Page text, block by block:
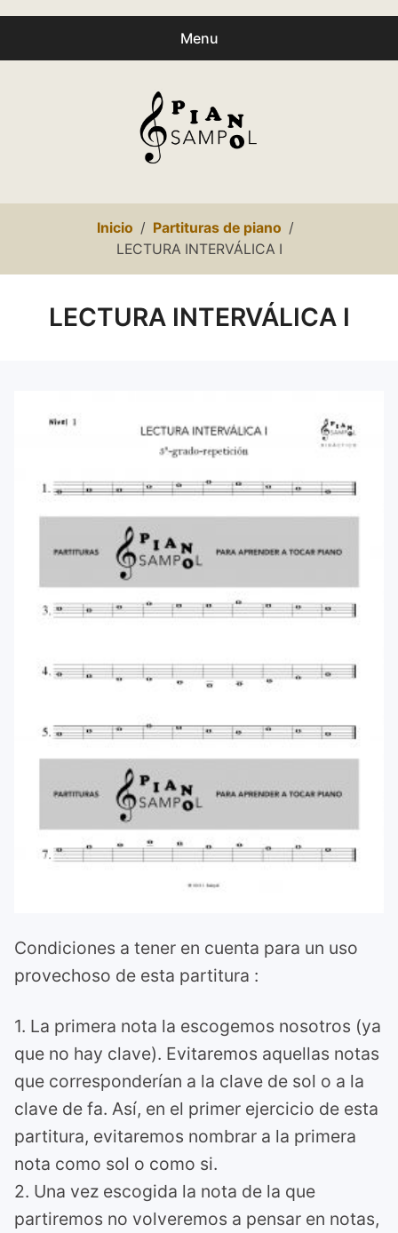
Menu
0,00€
Presentación
Mi cuenta
Inicio
Partituras de piano
LECTURA INTERVÁLICA I
LECTURA INTERVÁLICA I
Condiciones a tener en cuenta para un uso
provechoso de esta partitura :
1. La primera nota la escogemos nosotros (ya
que no hay clave). Evitaremos aquellas notas
que corresponderían a la clave de sol o a la
clave de fa. Así, en el primer ejercicio de esta
partitura, evitaremos nombrar a la primera
nota como sol o como si.
2. Una vez escogida la nota de la que
partiremos no volveremos a pensar en notas,